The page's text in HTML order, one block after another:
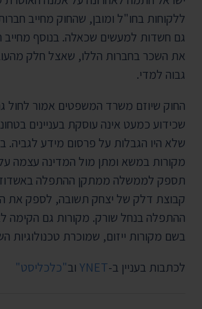
ללקוחות בחו"ל ומובן, שהחוק מחייב
גם חשדות למעשים שכאלה. בנוסף מחייב
את השכר בחברות הללו, שאצל חלק
גבוה למדי.
החוק שיוזם משרד המשפטים אמור לחול
שכידוע כמעט אינה עוסקת בעניינים
שלא היו הגבלות על פרסום מידע לגביה.
מקורות במשא ומתן מול המדינה עצמה
תספק לממשלה ממתקן ההתפלה
קבוצת דלק של יצחק תשובה, לספק את
ההתפלה בנחל שורק. מקורות גם הקימה
בשם מקורות ייזום, שמוכרת טכנולוגיות
לכתבות בעניין ב-YNET וב"כלכליסט"